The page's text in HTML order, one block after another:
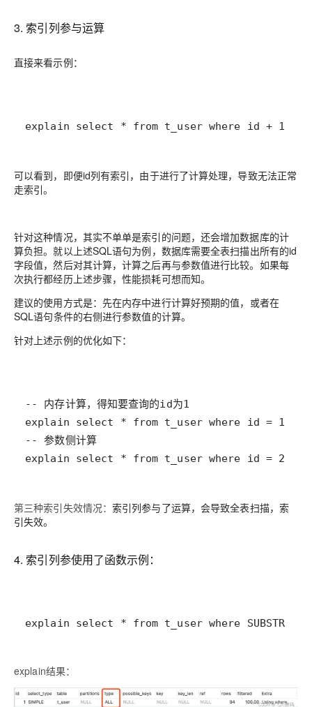
3. 索引列参与运算
直接来看示例：
可以看到，即便id列有索引，由于进行了计算处理，导致无法正常
走索引。
针对这种情况，其实不单单是索引的问题，还会增加数据库的计
算负担。就以上述SQL语句为例，数据库需要全表扫描出所有的id
字段值，然后对其计算，计算之后再与参数值进行比较。如果每
次执行都经历上述步骤，性能损耗可想而知。
建议的使用方式是：先在内存中进行计算好预期的值，或者在
SQL语句条件的右侧进行参数值的计算。
针对上述示例的优化如下：
-- 参数侧计算
第三种索引失效情况： 索引列参与了运算，会导致全表扫描，索
引失效。
4. 索引列参使用了函数示例：
explain select * from t_user where
explain结果：